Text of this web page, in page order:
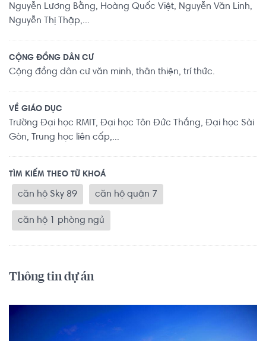
Nguyễn Lương Bằng, Hoàng Quốc Việt, Nguyễn Văn Linh,
Nguyễn Thị Thập,...
CỘNG ĐỒNG DÂN CƯ
Cộng đồng dân cư văn minh, thân thiện, trí thức.
VỀ GIÁO DỤC
Trường Đại học RMIT, Đại học Tôn Đức Thắng, Đại học Sài
Gòn, Trung học liên cấp,...
TÌM KIẾM THEO TỪ KHOÁ
căn hộ Sky 89 căn hộ quận 7
căn hộ 1 phòng ngủ
Thông tin dự án